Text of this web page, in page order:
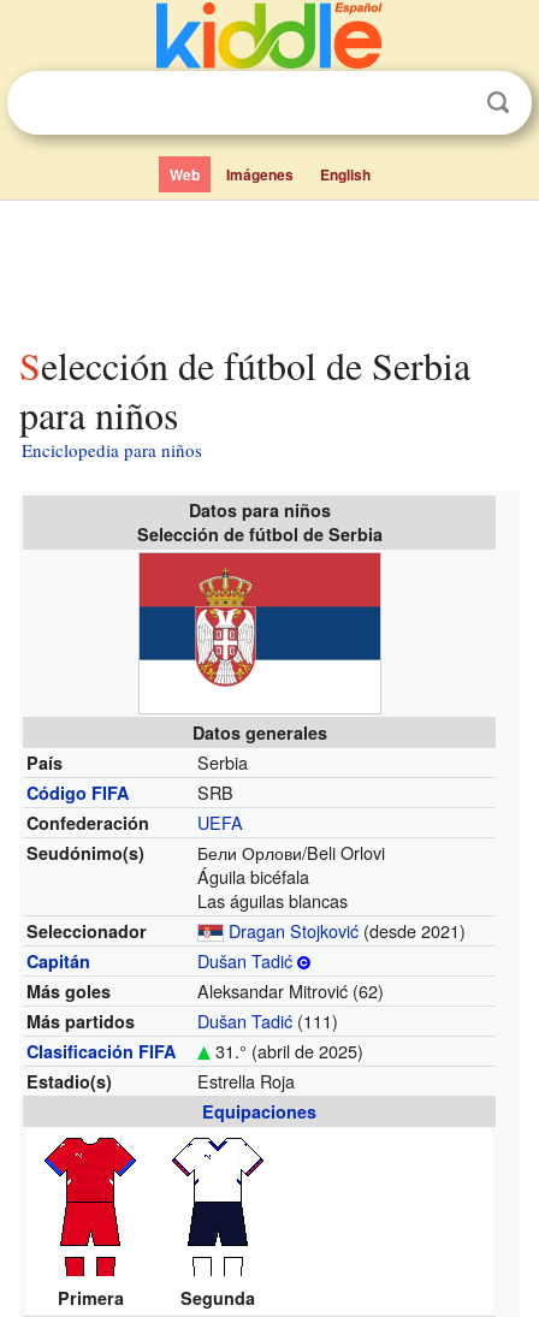
Web Imágenes English
Selección de fútbol de Serbia
para niños
Enciclopedia para niños
Datos para niños
Selección de fútbol de Serbia
Datos generales
País
Serbia
Código FIFA SRB
Confederación UEFA
Seudónimo(s)
Бели Орлови/Beli Orlovi
Águila bicéfala
Las águilas blancas
Seleccionador Dragan Stojković (desde 2021)
Capitán Dušan Tadić
Más goles Aleksandar Mitrović (62)
Más partidos Dušan Tadić (111)
Clasificación FIFA 31.° (abril de 2025)
Estadio(s) Estrella Roja
Equipaciones
Primera
Segunda